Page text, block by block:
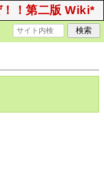
！第二版 Wiki*